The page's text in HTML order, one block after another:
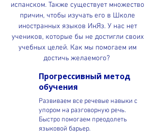
испанском. Также существует множество
причин, чтобы изучать его в Школе
иностранных языков ИнЯз. У нас нет
учеников, которые бы не достигли своих
учебных целей. Как мы помогаем им
достичь желаемого?
Прогрессивный метод
обучения
Развиваем все речевые навыки с
упором на разговорную речь.
Быстро помогаем преодолеть
языковой барьер.